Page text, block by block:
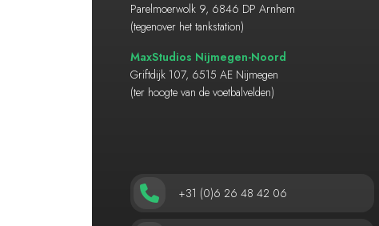
Parelmoerwolk 9, 6846 DP Arnhem
(tegenover het tankstation)
MaxStudios Nijmegen-Noord
Griftdijk 107, 6515 AE Nijmegen
(ter hoogte van de voetbalvelden)
+31 (0)6 26 48 42 06